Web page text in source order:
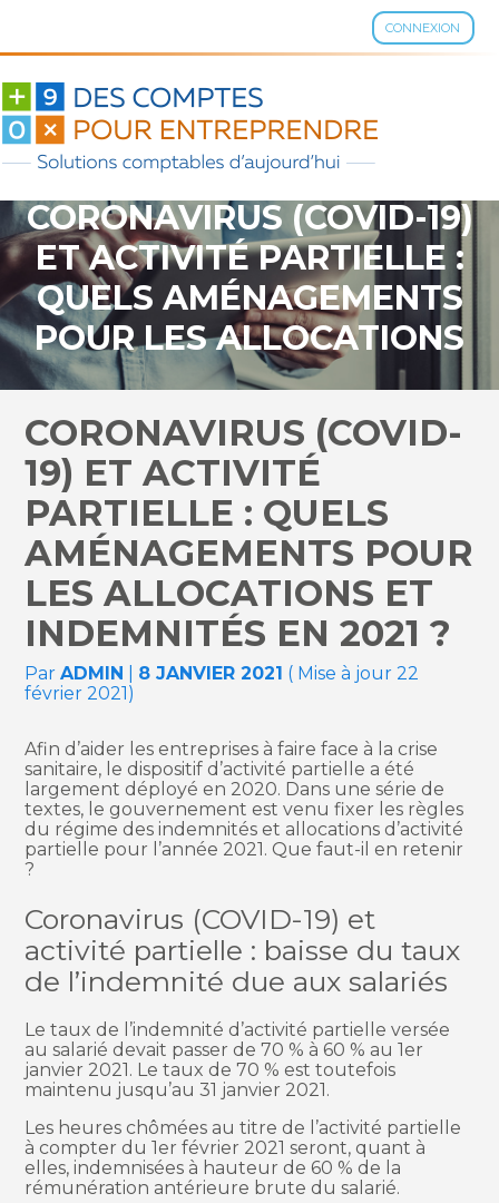
CONNEXION
Aller
contenu
CORONAVIRUS (COVID-19)
ET ACTIVITÉ PARTIELLE :
QUELS AMÉNAGEMENTS
POUR LES ALLOCATIONS
ET INDEMNITÉS EN 2021 ?
CORONAVIRUS (COVID-
19) ET ACTIVITÉ
PARTIELLE : QUELS
AMÉNAGEMENTS POUR
LES ALLOCATIONS ET
INDEMNITÉS EN 2021 ?
ParADMIN 8 JANVIER 2021 ( Mise à jour 22
février 2021)
Afin d’aider les entreprises à faire face à la crise
sanitaire, le dispositif d’activité partielle a été
largement déployé en 2020. Dans une série de
textes, le gouvernement est venu fixer les règles
du régime des indemnités et allocations d’activité
partielle pour l’année 2021. Que faut-il en retenir
?
Coronavirus (COVID-19) et
activité partielle : baisse du taux
de l’indemnité due aux salariés
Le taux de l’indemnité d’activité partielle versée
au salarié devait passer de 70 % à 60 % au 1er
janvier 2021. Le taux de 70 % est toutefois
maintenu jusqu’au 31 janvier 2021.
Les heures chômées au titre de l’activité partielle
à compter du 1er février 2021 seront, quant à
elles, indemnisées à hauteur de 60 % de la
rémunération antérieure brute du salarié.